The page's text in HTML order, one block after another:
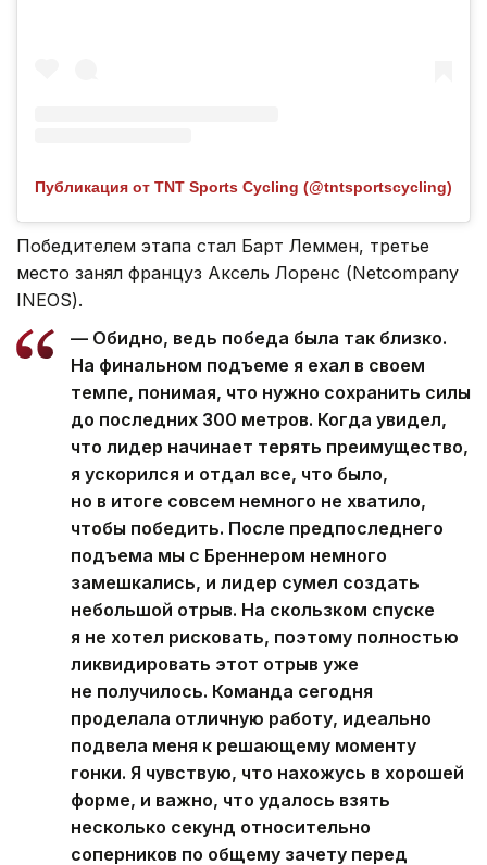
Публикация от TNT Sports Cycling (@tntsportscycling)
Победителем этапа стал Барт Леммен, третье
место занял француз Аксель Лоренс (Netcompany
INEOS).
— Обидно, ведь победа была так близко.
На финальном подъеме я ехал в своем
темпе, понимая, что нужно сохранить силы
до последних 300 метров. Когда увидел,
что лидер начинает терять преимущество,
я ускорился и отдал все, что было,
но в итоге совсем немного не хватило,
чтобы победить. После предпоследнего
подъема мы с Бреннером немного
замешкались, и лидер сумел создать
небольшой отрыв. На скользком спуске
я не хотел рисковать, поэтому полностью
ликвидировать этот отрыв уже
не получилось. Команда сегодня
проделала отличную работу, идеально
подвела меня к решающему моменту
гонки. Я чувствую, что нахожусь в хорошей
форме, и важно, что удалось взять
несколько секунд относительно
соперников по общему зачету перед